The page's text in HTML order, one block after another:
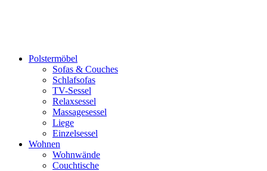
Polstermöbel
Sofas & Couches
Schlafsofas
TV-Sessel
Relaxsessel
Massagesessel
Liege
Einzelsessel
Wohnen
Wohnwände
Couchtische